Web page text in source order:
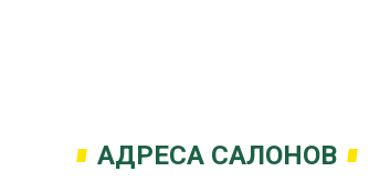
АДРЕСА САЛОНОВ